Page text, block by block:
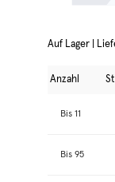
Auf Lager |
Anzahl
Bis 11
Bis 95